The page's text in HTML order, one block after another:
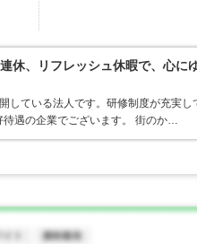
休、リフレッシュ休暇で、心に
している法人です。研修制度が充実
遇の企業でございます。 街のか…